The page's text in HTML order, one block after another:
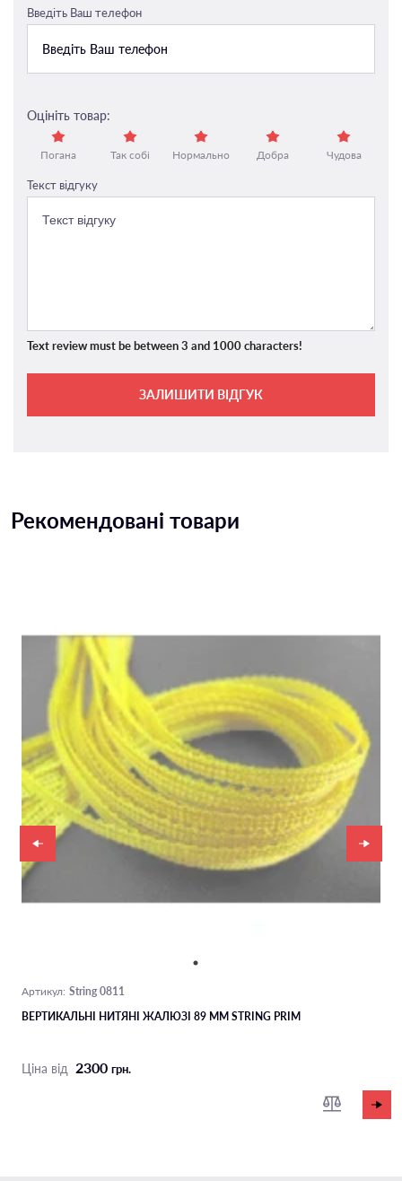
Введіть Ваш телефон
Оцініть товар:
Погана Так собі Нормально Добра Чудова
Текст відгуку
Text review must be between 3 and 1000 characters!
ЗАЛИШИТИ ВІДГУК
Рекомендовані товари
Артикул: String 0811
ВЕРТИКАЛЬНІ НИТЯНІ ЖАЛЮЗІ 89 ММ STRING PRIM
Ціна від 2300 грн.